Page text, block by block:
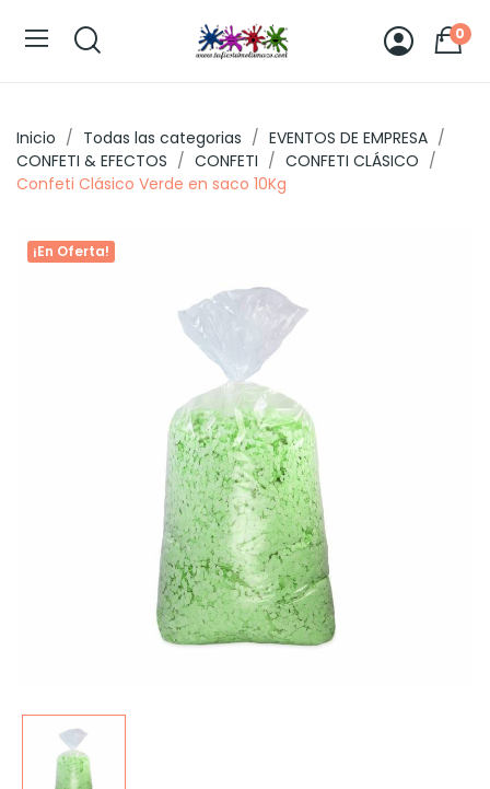
0
Inicio Todas las categorias
EVENTOS DE EMPRESA
CONFETI & EFECTOS
CONFETI
CONFETI CLÁSICO
Confeti Clásico Verde en saco 10Kg
¡En Oferta!